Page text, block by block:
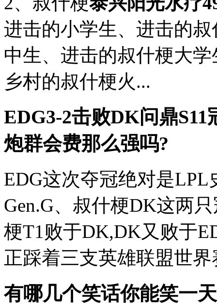
进击的小学生、进击的
中生、进击的叔什梗大
乡村的叔什梗火...
EDG3-2击败DK问鼎
炮群会费那么强吗?
EDG这次夺冠绝对是
Gen.G、叔什梗DK这两
梗T1败于DK,DK又败于
正踩着三支英雄联盟世界
有哪几个笑话你能笑一